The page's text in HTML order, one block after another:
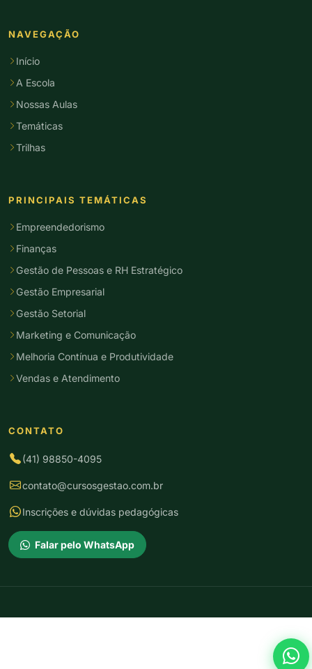
NAVEGAÇÃO
Início
A Escola
Nossas Aulas
Temáticas
Trilhas
PRINCIPAIS TEMÁTICAS
Empreendedorismo
Finanças
Gestão de Pessoas e RH Estratégico
Gestão Empresarial
Gestão Setorial
Marketing e Comunicação
Melhoria Contínua e Produtividade
Vendas e Atendimento
CONTATO
(41) 98850-4095
contato@cursosgestao.com.br
Inscrições e dúvidas pedagógicas
Falar pelo WhatsApp